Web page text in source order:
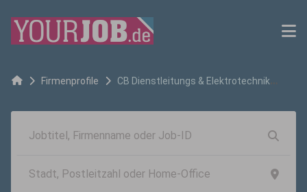
Firmenprofile
CB Dienstleitungs & Elektrotechnik